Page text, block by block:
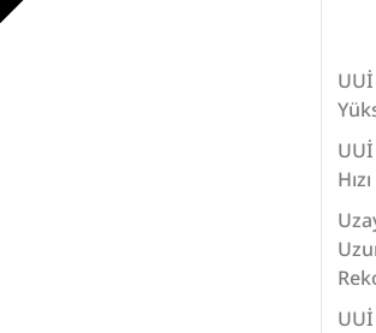
Hızı